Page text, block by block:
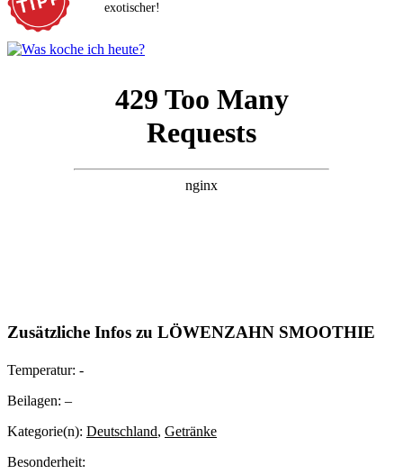
exotischer!
Zusätzliche Infos zu LÖWENZAHN SMOOTHIE
Temperatur: -
Beilagen: –
Kategorie(n): Deutschland, Getränke
Besonderheit: